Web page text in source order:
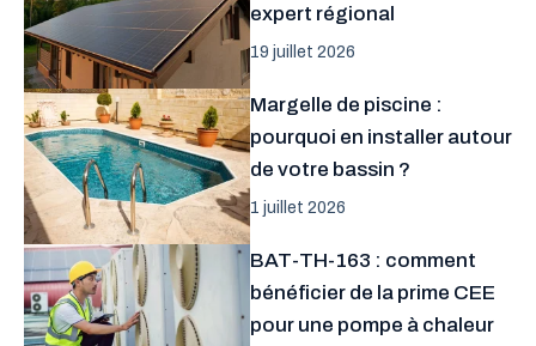
expert régional
19 juillet 2026
Margelle de piscine :
pourquoi en installer autour
de votre bassin ?
1 juillet 2026
BAT-TH-163 : comment
bénéficier de la prime CEE
pour une pompe à chaleur